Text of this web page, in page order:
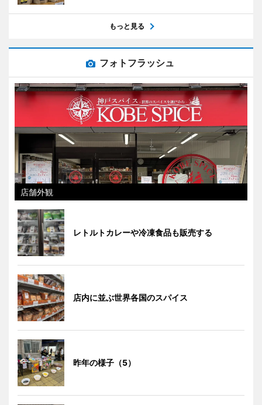
もっと見る
フォトフラッシュ
店舗外観
レトルトカレーや冷凍食品も販売する
店内に並ぶ世界各国のスパイス
昨年の様子（5）